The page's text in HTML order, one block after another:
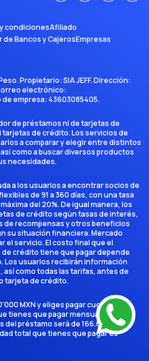
condicionesAfiliado
de Bancos y CajerosEmpresas
. Propietario:SIA JEFF. Dirección:
electrónico:
de empresa: 43603085405.
de préstamos ni de tarjetas de
de crédito. Los servicios de
a comparar y elegir entre distintos
como a buscar diversos productos
necesidades.
a los usuarios a encontrar socios de
de 91 a 360 días, con una tasa
del 20%. De igual manera, los
de crédito según tasas de interés,
de recompensas y otros beneficios
su situación financiera. Mercado
el servicio. El costo final que el
crédito tiene que pagar depende
usuarios recibirán información
así como todas las tarifas, antes de
tarjeta de crédito.
MXN y eliges pagar cuotas en 6
tienes que pagar mensualmente es
del préstamo será de 166.666,7
total que tienes que pagar es